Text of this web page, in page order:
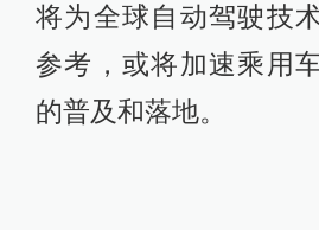
将为全球自动驾驶技
参考，或将加速乘用
的普及和落地。